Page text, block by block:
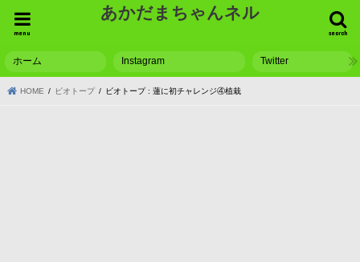
あかだまちゃんネル
search
menu
ホーム Instagram Twitter
HOME ビオトープ ビオトープ : 蓮に初チャレンジ④植栽